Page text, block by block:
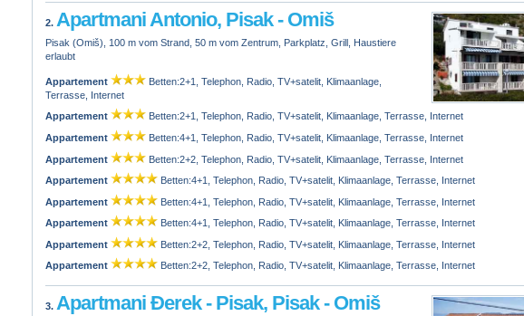
2. Apartmani Antonio, Pisak - Omiš
Pisak (Omiš), 100 m vom Strand, 50 m vom Zentrum, Parkplatz, Grill, Haustiere
erlaubt
Appartement
Betten:2+1, Telephon, Radio, TV+satelit, Klimaanlage,
Terrasse, Internet
Appartement
Betten:2+1, Telephon, Radio, TV+satelit, Klimaanlage, Terrasse, Internet
Appartement
Betten:4+1, Telephon, Radio, TV+satelit, Klimaanlage, Terrasse, Internet
Appartement
Betten:2+2, Telephon, Radio, TV+satelit, Klimaanlage, Terrasse, Internet
Appartement
Betten:4+1, Telephon, Radio, TV+satelit, Klimaanlage, Terrasse, Internet
Appartement
Betten:4+1, Telephon, Radio, TV+satelit, Klimaanlage, Terrasse, Internet
Appartement
Betten:4+1, Telephon, Radio, TV+satelit, Klimaanlage, Terrasse, Internet
Appartement
Betten:2+2, Telephon, Radio, TV+satelit, Klimaanlage, Terrasse, Internet
Appartement
Betten:2+2, Telephon, Radio, TV+satelit, Klimaanlage, Terrasse, Internet
3. Apartmani Đerek - Pisak, Pisak - Omiš